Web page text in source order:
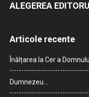
ALEGEREA
Articole recente
Înălțarea la Cer a
Dumnezeu…